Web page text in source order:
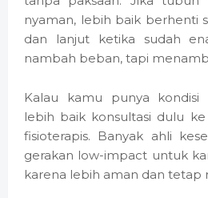
nyaman, lebih baik berhenti
dan lanjut ketika sudah
nambah beban, tapi
Kalau kamu punya kondisi
lebih baik konsultasi dulu
fisioterapis. Banyak ahli
gerakan low-impact untuk
karena lebih aman dan tetap